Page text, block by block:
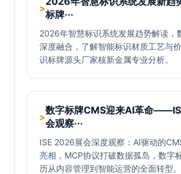
>
标牌···
2026年智慧标识系统发展趋势解读，
深度融合，了解智能标识材质工艺与
识标牌源头厂家核新金属专业分析。
>
数字标牌CMS迎来AI革命
会观察···
ISE 2026展会深度观察：AI驱动的
亮相，MCP协议打破数据孤岛，数字
历从内容管理到智能运营的全面转型。